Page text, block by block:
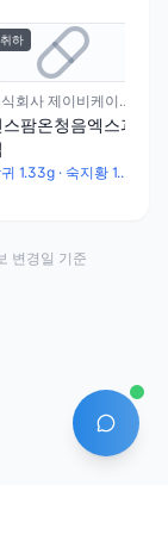
취하
주식회사 제이비케이파마슈티컬
스팜온청음엑스과
당귀 1.33g · 숙지황 1.33g · 작약 1.33g · 황련 0.67g · 황금 1g · 치자 0.67g · 황백 0.5g · 천궁 1.33g
AI 에이
변경일 기준